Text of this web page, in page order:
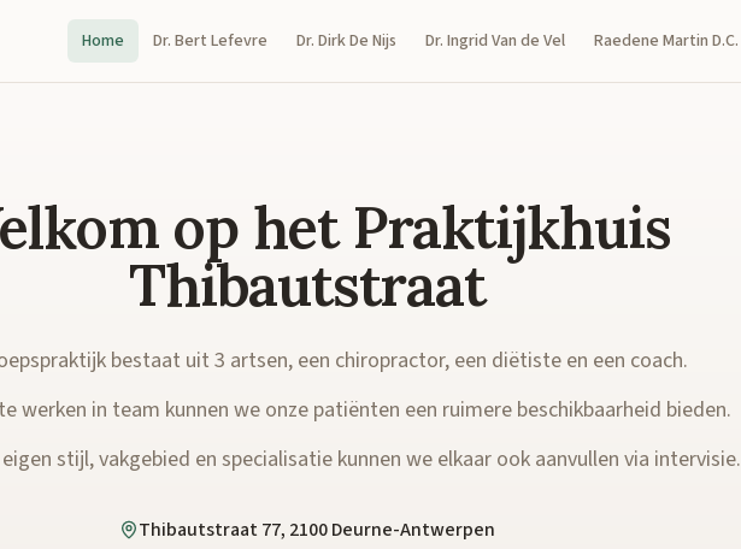
Home Dr. Bert Lefevre Dr. Dirk De Nijs Dr. Ingrid Van de Vel Raedene Martin D.C.
op het Praktijkhuis
Thibautstraat
bestaat uit 3 artsen, een chiropractor, een diëtiste en een coach.
werken in team kunnen we onze patiënten een ruimere beschikbaarheid bieden.
stijl, vakgebied en specialisatie kunnen we elkaar ook aanvullen via intervisie.
Thibautstraat 77, 2100 Deurne-Antwerpen